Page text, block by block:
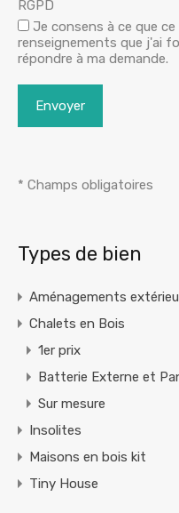
RGPD
Je consens à ce que
renseignements que j'ai
répondre à ma demande.
* Champs obligatoires
Types de bien
Aménagements
Chalets en Bois
1er prix
Batterie Externe et
Sur mesure
Insolites
Maisons en bois kit
Tiny House